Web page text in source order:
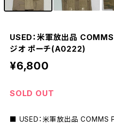
USED：米軍放出品
ジオ ポーチ(A0222)
¥6,800
SOLD OUT
■ USED：米軍放出品 COMMS